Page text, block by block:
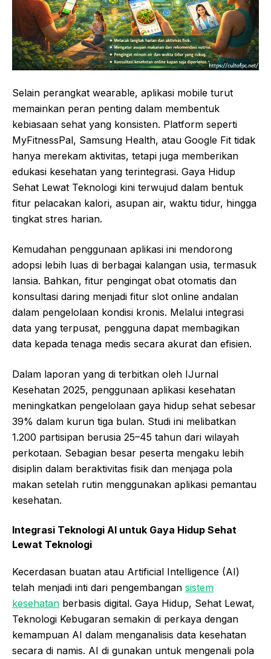
Selain perangkat wearable, aplikasi mobile turut
memainkan peran penting dalam membentuk
kebiasaan sehat yang konsisten. Platform seperti
MyFitnessPal, Samsung Health, atau Google Fit tidak
hanya merekam aktivitas, tetapi juga memberikan
edukasi kesehatan yang terintegrasi. Gaya Hidup
Sehat Lewat Teknologi kini terwujud dalam bentuk
fitur pelacakan kalori, asupan air, waktu tidur, hingga
tingkat stres harian.
Kemudahan penggunaan aplikasi ini mendorong
adopsi lebih luas di berbagai kalangan usia, termasuk
lansia. Bahkan, fitur pengingat obat otomatis dan
konsultasi daring menjadi fitur slot online andalan
dalam pengelolaan kondisi kronis. Melalui integrasi
data yang terpusat, pengguna dapat membagikan
data kepada tenaga medis secara akurat dan efisien.
Dalam laporan yang di terbitkan oleh IJurnal
Kesehatan 2025, penggunaan aplikasi kesehatan
meningkatkan pengelolaan gaya hidup sehat sebesar
39% dalam kurun tiga bulan. Studi ini melibatkan
1.200 partisipan berusia 25–45 tahun dari wilayah
perkotaan. Sebagian besar peserta mengaku lebih
disiplin dalam beraktivitas fisik dan menjaga pola
makan setelah rutin menggunakan aplikasi pemantau
kesehatan.
Integrasi Teknologi AI untuk Gaya Hidup Sehat
Lewat Teknologi
Kecerdasan buatan atau Artificial Intelligence (AI)
telah menjadi inti dari pengembangan sistem
kesehatan berbasis digital. Gaya Hidup, Sehat Lewat,
Teknologi Kebugaran semakin di perkaya dengan
kemampuan AI dalam menganalisis data kesehatan
secara di namis. AI di gunakan untuk mengenali pola